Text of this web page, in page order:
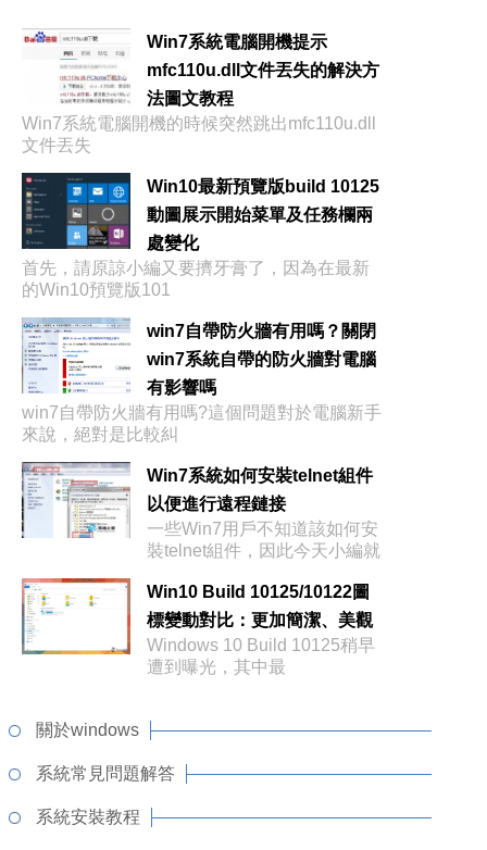
Win7系統電腦開機提示
mfc110u.dll文件丟失的解決方
法圖文教程
Win7系統電腦開機的時候突然跳出mfc110u.dll
文件丟失
Win10最新預覽版build 10125
動圖展示開始菜單及任務欄兩
處變化
首先，請原諒小編又要擠牙膏了，因為在最新
的Win10預覽版101
win7自帶防火牆有用嗎？關閉
win7系統自帶的防火牆對電腦
有影響嗎
win7自帶防火牆有用嗎?這個問題對於電腦新手
來說，絕對是比較糾
Win7系統如何安裝telnet組件
以便進行遠程鏈接
一些Win7用戶不知道該如何安
裝telnet組件，因此今天小編就
Win10 Build 10125/10122圖
標變動對比：更加簡潔、美觀
Windows 10 Build 10125稍早
遭到曝光，其中最
關於windows
系統常見問題解答
系統安裝教程